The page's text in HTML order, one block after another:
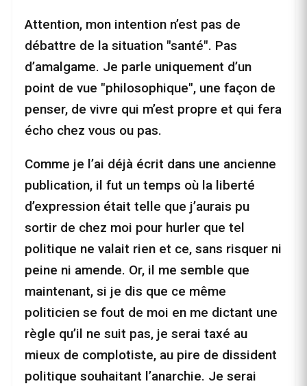
Attention, mon intention n’est pas de
débattre de la situation "santé". Pas
d’amalgame. Je parle uniquement d’un
point de vue "philosophique", une façon de
penser, de vivre qui m’est propre et qui fera
écho chez vous ou pas.
Comme je l’ai déjà écrit dans une ancienne
publication, il fut un temps où la liberté
d’expression était telle que j’aurais pu
sortir de chez moi pour hurler que tel
politique ne valait rien et ce, sans risquer ni
peine ni amende. Or, il me semble que
maintenant, si je dis que ce même
politicien se fout de moi en me dictant une
règle qu’il ne suit pas, je serai taxé au
mieux de complotiste, au pire de dissident
politique souhaitant l’anarchie. Je serai